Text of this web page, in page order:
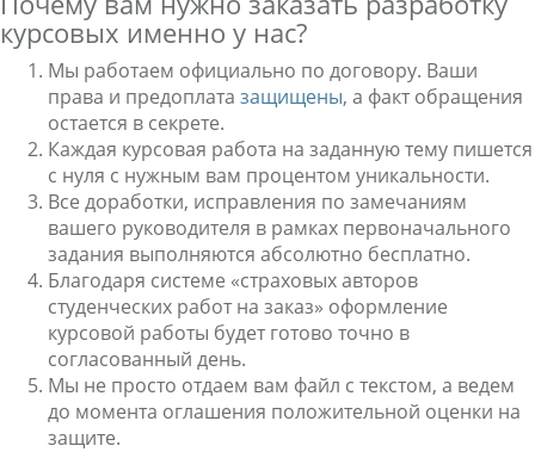
курсовых именно у нас?
Мы работаем официально по договору. Ваши
права и предоплата защищены, а факт обращения
остается в секрете.
Каждая курсовая работа на заданную тему пишется
с нуля с нужным вам процентом уникальности.
Все доработки, исправления по замечаниям
вашего руководителя в рамках первоначального
задания выполняются абсолютно бесплатно.
Благодаря системе «страховых авторов
студенческих работ на заказ» оформление
курсовой работы будет готово точно в
согласованный день.
Мы не просто отдаем вам файл с текстом, а ведем
до момента оглашения положительной оценки на
защите.